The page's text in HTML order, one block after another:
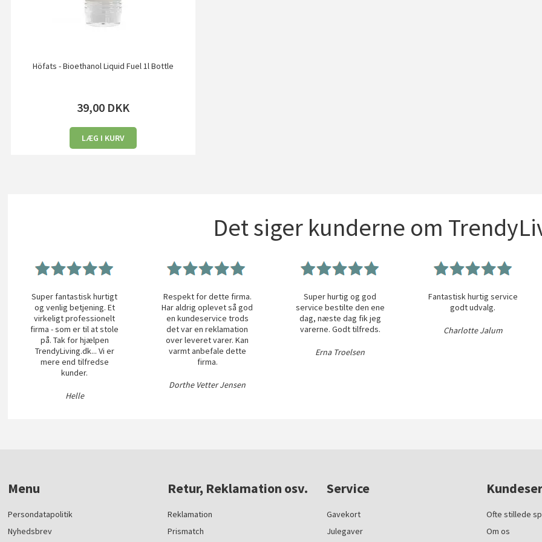
Höfats - Bioethanol Liquid Fuel 1l Bottle
39,00 DKK
LÆG I KURV
Det siger kunderne om
Super fantastisk hurtigt
og venlig betjening. Et
virkeligt professionelt
firma - som er til at stole
på. Tak for hjælpen
TrendyLiving.dk... Vi er
mere end tilfredse
kunder.
Helle
Respekt for dette firma.
Har aldrig oplevet så god
en kundeservice trods
det var en reklamation
over leveret varer. Kan
varmt anbefale dette
firma.
Dorthe Vetter Jensen
Super hurtig og god
service bestilte den ene
dag, næste dag fik jeg
varerne. Godt tilfreds.
Erna Troelsen
Fantastisk hurtig service
godt udvalg.
Charlotte Jalum
Menu
Persondatapolitik
Nyhedsbrev
Retur, Reklamation osv.
Reklamation
Prismatch
Service
Gavekort
Julegaver
Ofte stillede
Om os